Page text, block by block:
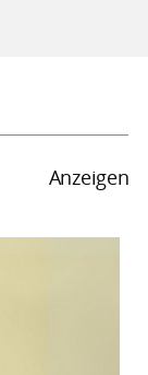
Anzeigen